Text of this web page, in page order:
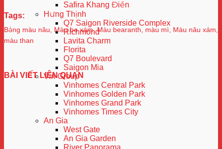
Safira Khang Điền
Hưng Thịnh
Q7 Saigon Riverside Complex
Richmond
Lavita Charm
Florita
Q7 Boulevard
Saigon Mia
Vin Group
Vinhomes Central Park
Vinhomes Golden Park
Vinhomes Grand Park
Vinhomes Times City
An Gia
West Gate
An Gia Garden
River Panorama
Tags:
Bảng màu nâu, Màu be xám,Màu bearanth, màu mì, Màu nâu xám,
màu than
BÀI VIẾT LIÊN QUAN